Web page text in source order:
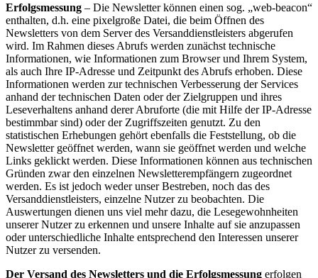
Erfolgsmessung – Die Newsletter können einen sog. „web-beacon“
enthalten, d.h. eine pixelgroße Datei, die beim Öffnen des
Newsletters von dem Server des Versanddienstleisters abgerufen
wird. Im Rahmen dieses Abrufs werden zunächst technische
Informationen, wie Informationen zum Browser und Ihrem System,
als auch Ihre IP-Adresse und Zeitpunkt des Abrufs erhoben. Diese
Informationen werden zur technischen Verbesserung der Services
anhand der technischen Daten oder der Zielgruppen und ihres
Leseverhaltens anhand derer Abruforte (die mit Hilfe der IP-Adresse
bestimmbar sind) oder der Zugriffszeiten genutzt. Zu den
statistischen Erhebungen gehört ebenfalls die Feststellung, ob die
Newsletter geöffnet werden, wann sie geöffnet werden und welche
Links geklickt werden. Diese Informationen können aus technischen
Gründen zwar den einzelnen Newsletterempfängern zugeordnet
werden. Es ist jedoch weder unser Bestreben, noch das des
Versanddienstleisters, einzelne Nutzer zu beobachten. Die
Auswertungen dienen uns viel mehr dazu, die Lesegewohnheiten
unserer Nutzer zu erkennen und unsere Inhalte auf sie anzupassen
oder unterschiedliche Inhalte entsprechend den Interessen unserer
Nutzer zu versenden.
Der Versand des Newsletters und die Erfolgsmessung erfolgen